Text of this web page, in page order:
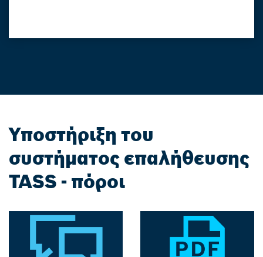
Υποστήριξη του
συστήματος επαλήθευσης
TASS - πόροι